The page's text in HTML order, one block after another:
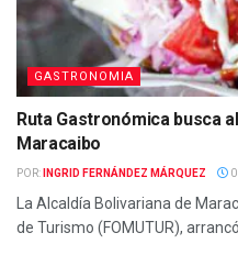
GASTRONOMIA
Ruta Gastronómica busca
Maracaibo
POR: INGRID FERNÁNDEZ MÁRQUEZ
La Alcaldía Bolivariana de
de Turismo (FOMUTUR),